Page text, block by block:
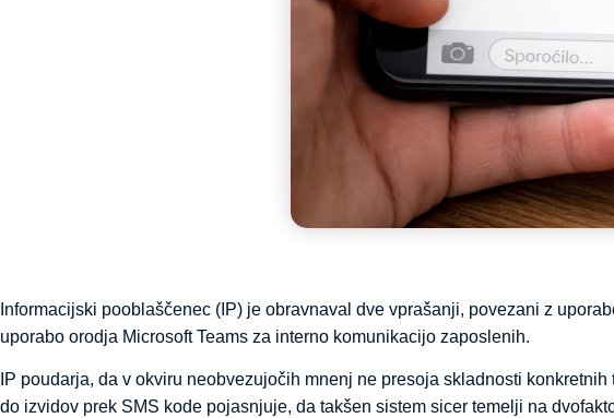
Informacijski pooblaščenec (IP) je obravnaval dve vprašanji, povezani z
uporabo orodja Microsoft Teams za interno komunikacijo zaposlenih.
IP poudarja, da v okviru neobvezujočih mnenj ne presoja skladnosti
do izvidov prek SMS kode pojasnjuje, da takšen sistem sicer temelji na